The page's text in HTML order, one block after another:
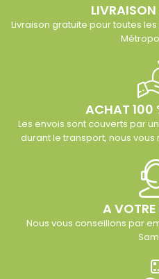
Livraison gratuite pour toutes
ACHAT 100
Les envois sont couverts par
durant le transport, nous
A
Nous vous conseillons par